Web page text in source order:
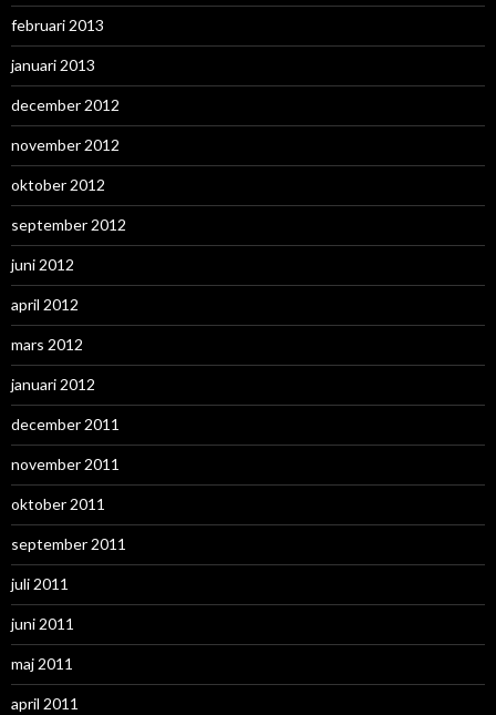
februari 2013
januari 2013
december 2012
november 2012
oktober 2012
september 2012
juni 2012
april 2012
mars 2012
januari 2012
december 2011
november 2011
oktober 2011
september 2011
juli 2011
juni 2011
maj 2011
april 2011